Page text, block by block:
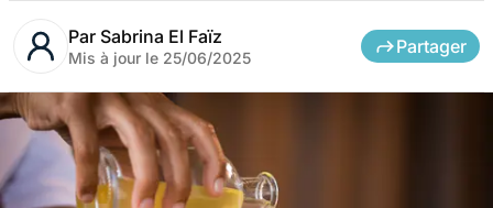
Par Sabrina El Faïz
Mis à jour le 25/06/2025
Partager